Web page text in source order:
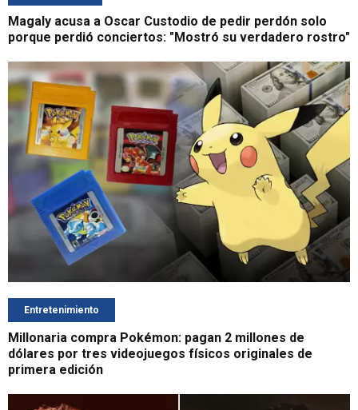
Magaly acusa a Oscar Custodio de pedir perdón solo
porque perdió conciertos: "Mostró su verdadero rostro"
Entretenimiento
Millonaria compra Pokémon: pagan 2 millones de
dólares por tres videojuegos físicos originales de
primera edición